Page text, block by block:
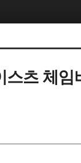
스츠 체